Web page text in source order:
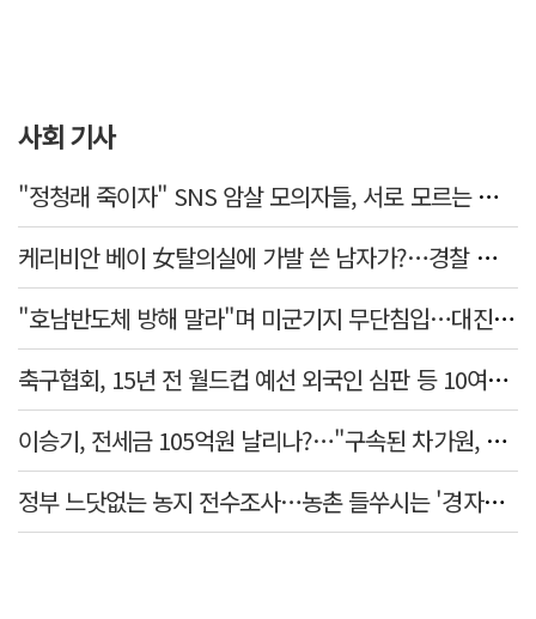
사회 기사
"정청래 죽이자" SNS 암살 모의자들, 서로 모르는 사이였다…檢송치
케리비안 베이 女탈의실에 가발 쓴 남자가?…경찰 추적 중
"호남반도체 방해 말라"며 미군기지 무단침입…대진연 회원 3명 '구속'
축구협회, 15년 전 월드컵 예선 외국인 심판 등 10여명에 '성 접대'
이승기, 전세금 105억원 날리나?…"구속된 차가원, 형사 범죄 영역"
정부 느닷없는 농지 전수조사…농촌 들쑤시는 '경자유전'의 칼날